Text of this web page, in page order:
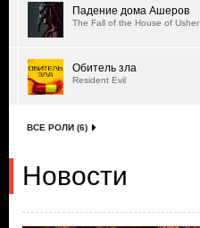
Падение дома Ашеров
The Fall of the House of Usher
Обитель зла
Resident Evil
ВСЕ РОЛИ (6)
Новости